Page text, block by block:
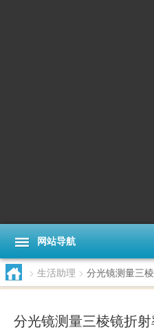
网站导航
> 生活助理 > 分光镜测量三
分光镜测量三棱镜折射